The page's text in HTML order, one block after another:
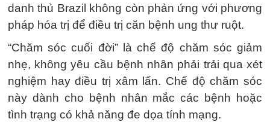
danh thủ Brazil không còn phản ứng với phương
pháp hóa trị để điều trị căn bệnh ung thư ruột.
“Chăm sóc cuối đời” là chế độ chăm sóc giảm
nhẹ, không yêu cầu bệnh nhân phải trải qua xét
nghiệm hay điều trị xâm lấn. Chế độ chăm sóc
này dành cho bệnh nhân mắc các bệnh hoặc
tình trạng có khả năng đe dọa tính mạng.